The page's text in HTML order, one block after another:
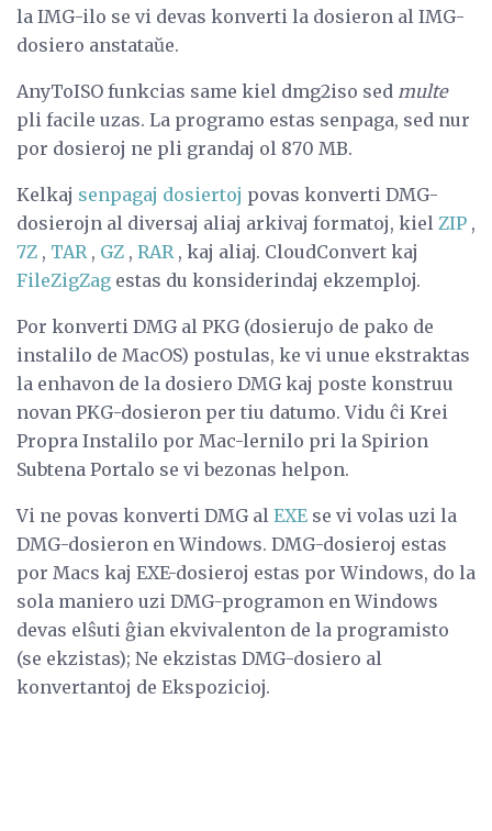
la IMG-ilo se vi devas konverti la dosieron al IMG-
dosiero anstataŭe.
AnyToISO funkcias same kiel dmg2iso sed multe
pli facile uzas. La programo estas senpaga, sed nur
por dosieroj ne pli grandaj ol 870 MB.
Kelkaj senpagaj dosiertoj povas konverti DMG-
dosierojn al diversaj aliaj arkivaj formatoj, kiel ZIP ,
7Z , TAR , GZ , RAR , kaj aliaj. CloudConvert kaj
FileZigZag estas du konsiderindaj ekzemploj.
Por konverti DMG al PKG (dosierujo de pako de
instalilo de MacOS) postulas, ke vi unue ekstraktas
la enhavon de la dosiero DMG kaj poste konstruu
novan PKG-dosieron per tiu datumo. Vidu ĉi Krei
Propra Instalilo por Mac-lernilo pri la Spirion
Subtena Portalo se vi bezonas helpon.
Vi ne povas konverti DMG al EXE se vi volas uzi la
DMG-dosieron en Windows. DMG-dosieroj estas
por Macs kaj EXE-dosieroj estas por Windows, do la
sola maniero uzi DMG-programon en Windows
devas elŝuti ĝian ekvivalenton de la programisto
(se ekzistas); Ne ekzistas DMG-dosiero al
konvertantoj de Ekspozicioj.